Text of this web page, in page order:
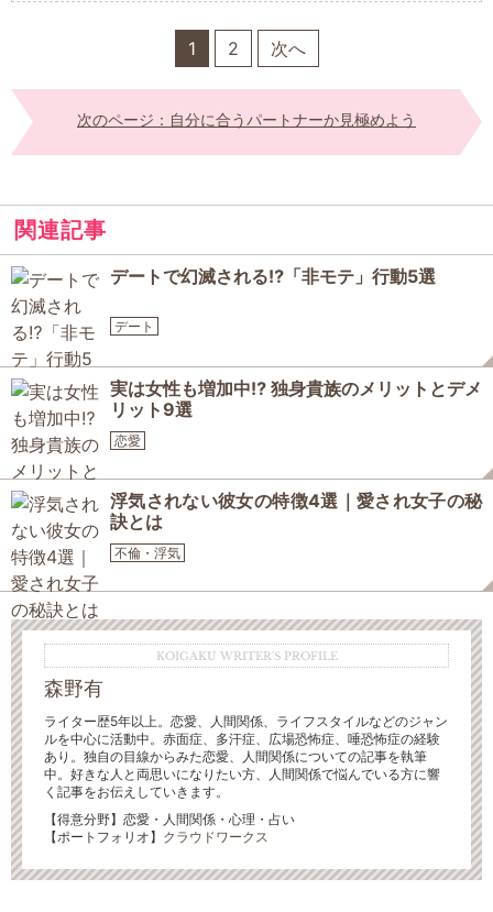
1 2 次へ
次のページ：自分に合うパートナーか見極めよう
関連記事
デートで幻滅される⁉「非モテ」行動5選
デート
実は女性も増加中⁉ 独身貴族のメリットとデメ
リット9選
恋愛
浮気されない彼女の特徴4選｜愛され女子の秘
訣とは
不倫・浮気
KOIGAKU WRITER'S PROFILE
森野有
ライター歴5年以上。恋愛、人間関係、ライフスタイルなどのジャン
ルを中心に活動中。赤面症、多汗症、広場恐怖症、唾恐怖症の経験
あり。独自の目線からみた恋愛、人間関係についての記事を執筆
中。好きな人と両思いになりたい方、人間関係で悩んでいる方に響
く記事をお伝えしていきます。
【得意分野】恋愛・人間関係・心理・占い
【ポートフォリオ】 クラウドワークス